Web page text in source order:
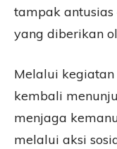
tampak
yang diberikan
Melalui
kembali
menjaga
melalui aksi